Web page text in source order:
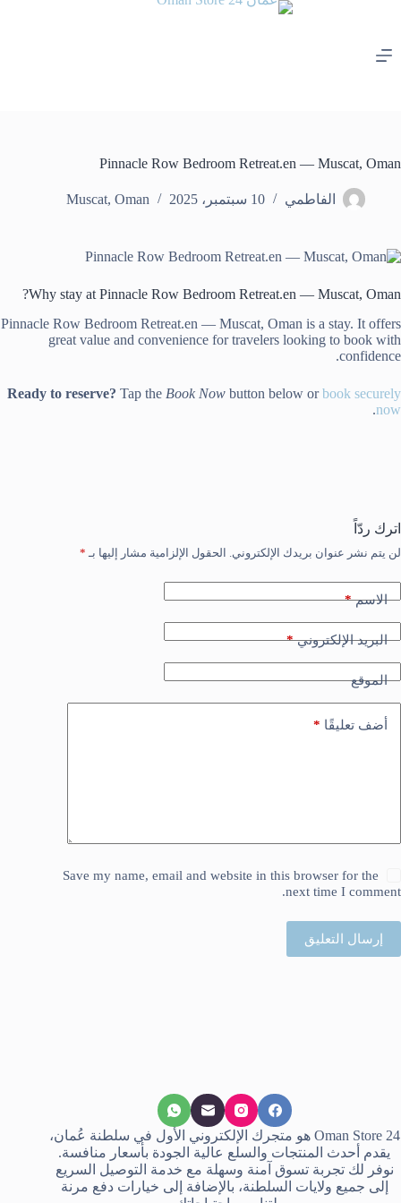
Pinnacle Row Bedroom Retreat.en — Muscat, Oman
الفاطمي 10 سبتمبر، 2025 Muscat, Oman
Why stay at Pinnacle Row Bedroom Retreat.en — Muscat, Oman?
Pinnacle Row Bedroom Retreat.en — Muscat, Oman is a stay. It offers
great value and convenience for travelers looking to book with
confidence.
Ready to reserve? Tap the Book Now button below orbook securely
now
.
اترك ردّاً
لن يتم نشر عنوان بريدك الإلكتروني. الحقول الإلزامية مشار إليها بـ *
الاسم*
البريد الإلكتروني*
الموقع
أضف تعليقًا *
Save my name, email and website in this browser for the
next time I comment.
إرسال التعليق
Oman Store 24 هو متجرك الإلكتروني الأول في سلطنة عُمان،
يقدم أحدث المنتجات والسلع عالية الجودة بأسعار منافسة.
نوفر لك تجربة تسوق آمنة وسهلة مع خدمة التوصيل السريع
إلى جميع ولايات السلطنة، بالإضافة إلى خيارات دفع مرنة